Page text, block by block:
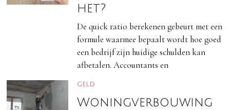
het?
De quick ratio berekenen gebeurt met een
formule waarmee bepaalt wordt hoe goed
een bedrijf zijn huidige schulden kan
afbetalen. Accountants en
GELD
Woningverbouwing